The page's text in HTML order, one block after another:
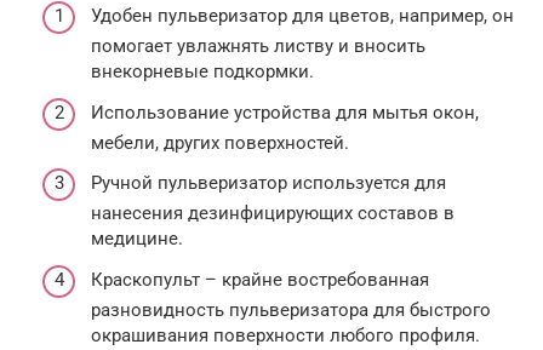
Удобен пульверизатор для цветов, например, он
помогает увлажнять листву и вносить
внекорневые подкормки.
Использование устройства для мытья окон,
мебели, других поверхностей.
Ручной пульверизатор используется для
нанесения дезинфицирующих составов в
медицине.
Краскопульт – крайне востребованная
разновидность пульверизатора для быстрого
окрашивания поверхности любого профиля.